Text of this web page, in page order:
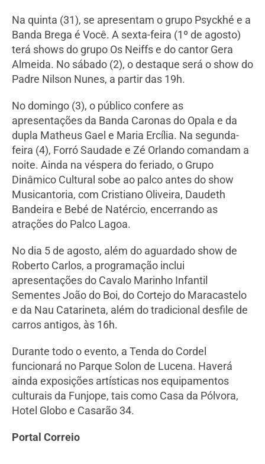
Na quinta (31), se apresentam o grupo Psyckhé e a
Banda Brega é Você. A sexta-feira (1º de agosto)
terá shows do grupo Os Neiffs e do cantor Gera
Almeida. No sábado (2), o destaque será o show do
Padre Nilson Nunes, a partir das 19h.
No domingo (3), o público confere as
apresentações da Banda Caronas do Opala e da
dupla Matheus Gael e Maria Ercília. Na segunda-
feira (4), Forró Saudade e Zé Orlando comandam a
noite. Ainda na véspera do feriado, o Grupo
Dinâmico Cultural sobe ao palco antes do show
Musicantoria, com Cristiano Oliveira, Daudeth
Bandeira e Bebé de Natércio, encerrando as
atrações do Palco Lagoa.
No dia 5 de agosto, além do aguardado show de
Roberto Carlos, a programação inclui
apresentações do Cavalo Marinho Infantil
Sementes João do Boi, do Cortejo do Maracastelo
e da Nau Catarineta, além do tradicional desfile de
carros antigos, às 16h.
Durante todo o evento, a Tenda do Cordel
funcionará no Parque Solon de Lucena. Haverá
ainda exposições artísticas nos equipamentos
culturais da Funjope, tais como Casa da Pólvora,
Hotel Globo e Casarão 34.
Portal Correio